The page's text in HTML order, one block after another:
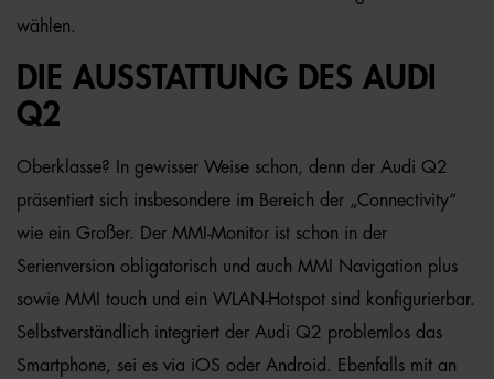
wählen.
DIE AUSSTATTUNG DES AUDI
Q2
Oberklasse? In gewisser Weise schon, denn der Audi Q2
präsentiert sich insbesondere im Bereich der „Connectivity“
wie ein Großer. Der MMI-Monitor ist schon in der
Serienversion obligatorisch und auch MMI Navigation plus
sowie MMI touch und ein WLAN-Hotspot sind konfigurierbar.
Selbstverständlich integriert der Audi Q2 problemlos das
Smartphone, sei es via iOS oder Android. Ebenfalls mit an